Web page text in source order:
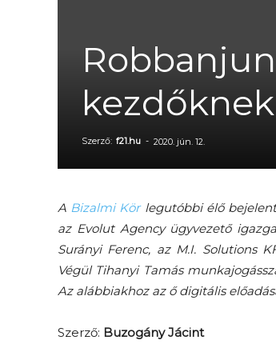
kezdőknek
Szerző: f21.hu - 2020. jún. 12.
A Bizalmi Körlegutóbbi élő
az Evolut Agency ügyvezető
Surányi Ferenc, az M.I. Solutions
Végül Tihanyi Tamás
Az alábbiakhoz az ő digitális
Szerző: Buzogány Jácint